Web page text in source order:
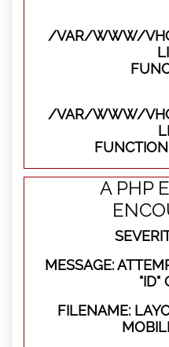
/VAR/WWW/
/VAR/WWW/
A PHP
MESSAGE:
"ID"
FILENAME: